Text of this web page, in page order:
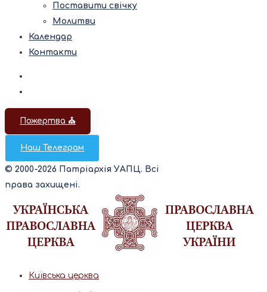
Поставити свічку
Молитви
Календар
Контакти
Пожертва ⛪️
Наш Телеграм
© 2000-2026 Патріархія УАПЦ. Всі
права захищені.
Київська церква